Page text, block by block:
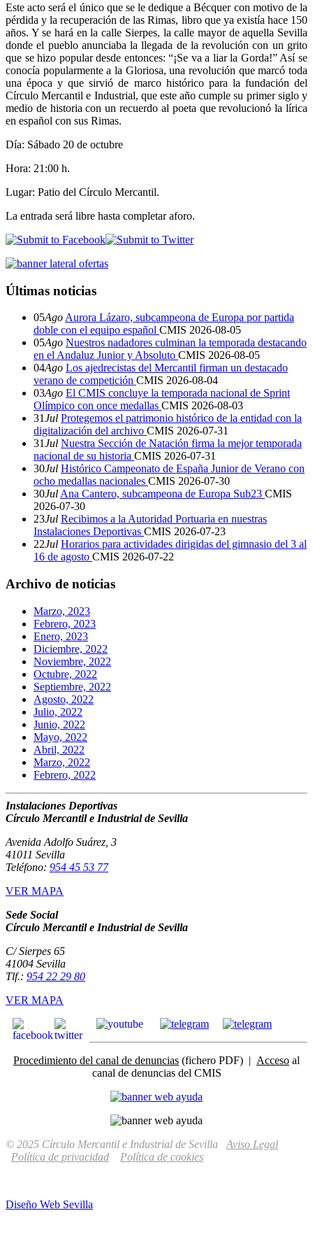
Este acto será el único que se le dedique a Bécquer con motivo de la
pérdida y la recuperación de las Rimas, libro que ya existía hace 150
años. Y se hará en la calle Sierpes, la calle mayor de aquella Sevilla
donde el pueblo anunciaba la llegada de la revolución con un grito
que se hizo popular desde entonces: “¡Se va a liar la Gorda!” Así se
conocía popularmente a la Gloriosa, una revolución que marcó toda
una época y que sirvió de marco histórico para la fundación del
Círculo Mercantil e Industrial, que este año cumple su primer siglo y
medio de historia con un recuerdo al poeta que revolucionó la lírica
en español con sus Rimas.
Día: Sábado 20 de octubre
Hora: 21:00 h.
Lugar: Patio del Círculo Mercantil.
La entrada será libre hasta completar aforo.
Últimas noticias
05Ago Aurora Lázaro, subcampeona de Europa por partida
doble con el equipo español CMIS 2026-08-05
05Ago Nuestros nadadores culminan la temporada destacando
en el Andaluz Junior y Absoluto CMIS 2026-08-05
04Ago Los ajedrecistas del Mercantil firman un destacado
verano de competición CMIS 2026-08-04
03Ago El CMIS concluye la temporada nacional de Sprint
Olímpico con once medallas CMIS 2026-08-03
31Jul Protegemos el patrimonio histórico de la entidad con la
digitalización del archivo CMIS 2026-07-31
31Jul Nuestra Sección de Natación firma la mejor temporada
nacional de su historia CMIS 2026-07-31
30Jul Histórico Campeonato de España Junior de Verano con
ocho medallas nacionales CMIS 2026-07-30
30Jul Ana Cantero, subcampeona de Europa Sub23 CMIS
2026-07-30
23Jul Recibimos a la Autoridad Portuaria en nuestras
Instalaciones Deportivas CMIS 2026-07-23
22Jul Horarios para actividades dirigidas del gimnasio del 3 al
16 de agosto CMIS 2026-07-22
Archivo de noticias
Marzo, 2023
Febrero, 2023
Enero, 2023
Diciembre, 2022
Noviembre, 2022
Octubre, 2022
Septiembre, 2022
Agosto, 2022
Julio, 2022
Junio, 2022
Mayo, 2022
Abril, 2022
Marzo, 2022
Febrero, 2022
Instalaciones Deportivas
Círculo Mercantil e Industrial de Sevilla
Avenida Adolfo Suárez, 3
41011 Sevilla
Teléfono: 954 45 53 77
VER MAPA
Sede Social
Círculo Mercantil e Industrial de Sevilla
C/ Sierpes 65
41004 Sevilla
Tlf.: 954 22 29 80
VER MAPA
Procedimiento del canal de denuncias (fichero PDF) | Acceso al
canal de denuncias del CMIS
© 2025 Círculo Mercantil e Industrial de Sevilla Aviso Legal
Política de privacidad
Política de cookies
Diseño Web Sevilla